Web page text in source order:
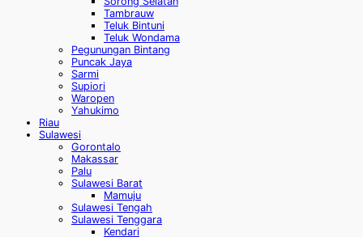
Tambrauw
Teluk Bintuni
Teluk Wondama
Pegunungan Bintang
Puncak Jaya
Sarmi
Supiori
Waropen
Yahukimo
Riau
Sulawesi
Gorontalo
Makassar
Palu
Sulawesi Barat
Mamuju
Sulawesi Tengah
Sulawesi Tenggara
Kendari